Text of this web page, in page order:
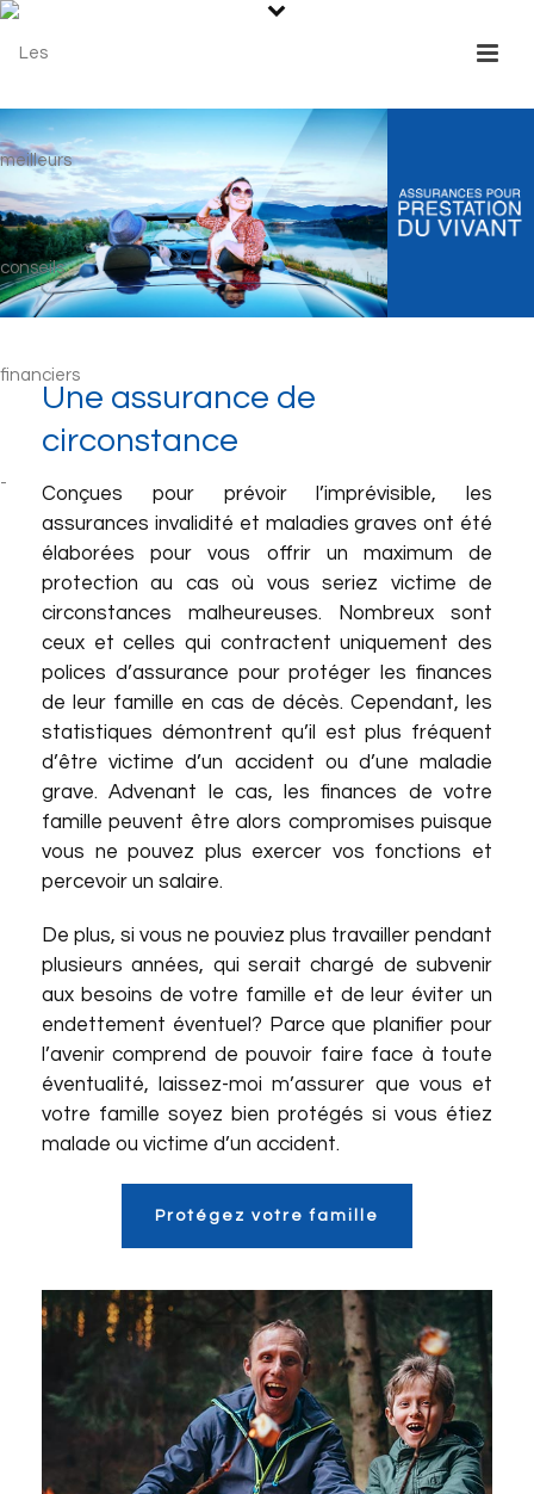
Une assurance de
circonstance
Conçues pour prévoir l’imprévisible, les
assurances invalidité et maladies graves ont été
élaborées pour vous offrir un maximum de
protection au cas où vous seriez victime de
circonstances malheureuses. Nombreux sont
ceux et celles qui contractent uniquement des
polices d’assurance pour protéger les finances
de leur famille en cas de décès. Cependant, les
statistiques démontrent qu’il est plus fréquent
d’être victime d’un accident ou d’une maladie
grave. Advenant le cas, les finances de votre
famille peuvent être alors compromises puisque
vous ne pouvez plus exercer vos fonctions et
percevoir un salaire.
De plus, si vous ne pouviez plus travailler pendant
plusieurs années, qui serait chargé de subvenir
aux besoins de votre famille et de leur éviter un
endettement éventuel? Parce que planifier pour
l’avenir comprend de pouvoir faire face à toute
éventualité, laissez-moi m’assurer que vous et
votre famille soyez bien protégés si vous étiez
malade ou victime d’un accident.
Protégez votre famille